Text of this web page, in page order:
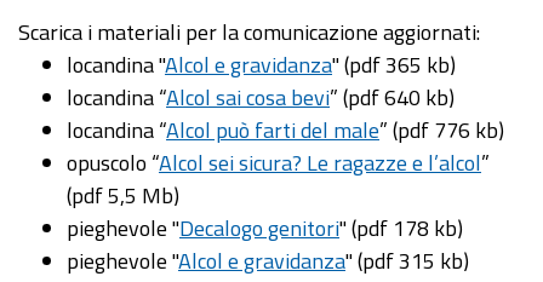
Scarica i materiali per la comunicazione aggiornati:
locandina "Alcol e gravidanza" (pdf 365 kb)
locandina “Alcol sai cosa bevi” (pdf 640 kb)
locandina “Alcol può farti del male” (pdf 776 kb)
opuscolo “Alcol sei sicura? Le ragazze e l’alcol”
(pdf 5,5 Mb)
pieghevole "Decalogo genitori" (pdf 178 kb)
pieghevole "Alcol e gravidanza" (pdf 315 kb)